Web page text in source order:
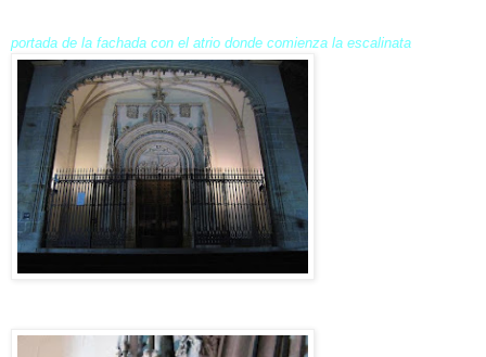
portada de la fachada con el atrio donde comienza la escalinata